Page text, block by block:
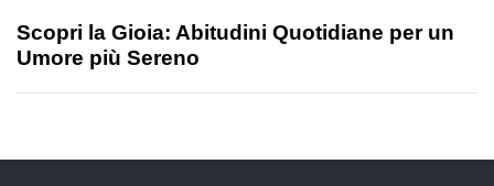
Scopri la Gioia: Abitudini Quotidiane per un
Umore più Sereno